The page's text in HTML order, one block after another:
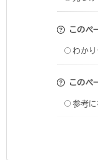
このペ
わかり
このペ
参考に